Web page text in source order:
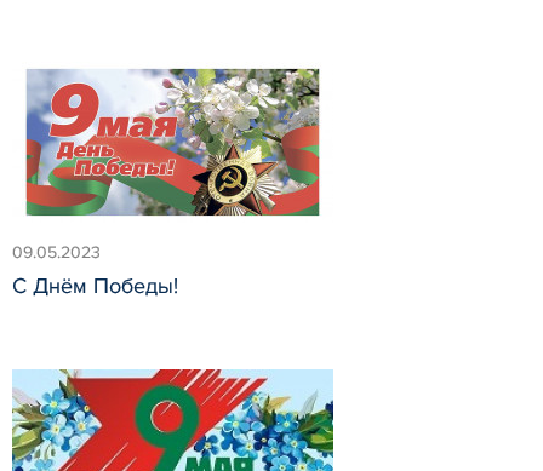
09.05.2023
С Днём Победы!